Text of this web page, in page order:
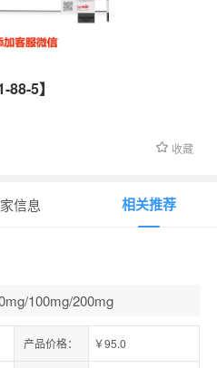
5】
收藏
信息 相关推荐
100mg/200mg
产品价格： ￥95.0